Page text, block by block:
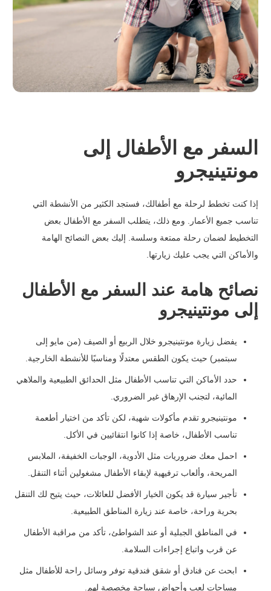
السفر مع الأطفال إلى
مونتينيجرو
إذا كنت تخطط لرحلة مع أطفالك، فستجد الكثير من الأنشطة التي
تناسب جميع الأعمار. ومع ذلك، يتطلب السفر مع الأطفال بعض
التخطيط لضمان رحلة ممتعة وسلسة. إليك بعض النصائح الهامة
والأماكن التي يجب عليك زيارتها.
نصائح هامة عند السفر مع الأطفال
إلى مونتينيجرو
يفضل زيارة مونتينيجرو خلال الربيع أو الصيف (من مايو إلى
سبتمبر) حيث يكون الطقس معتدلًا ومناسبًا للأنشطة الخارجية.
حدد الأماكن التي تناسب الأطفال مثل الحدائق الطبيعية والملاهي
المائية، لتجنب الإرهاق غير الضروري.
مونتينيجرو تقدم مأكولات شهية، لكن تأكد من اختيار أطعمة
تناسب الأطفال، خاصة إذا كانوا انتقائيين في الأكل.
احمل معك ضروريات مثل الأدوية، الوجبات الخفيفة، الملابس
المريحة، وألعاب ترفيهية لإبقاء الأطفال مشغولين أثناء التنقل.
تأجير سيارة قد يكون الخيار الأفضل للعائلات، حيث يتيح لك التنقل
بحرية وراحة، خاصة عند زيارة المناطق الطبيعية.
في المناطق الجبلية أو عند الشواطئ، تأكد من مراقبة الأطفال
عن قرب واتباع إجراءات السلامة.
ابحث عن فنادق أو شقق فندقية توفر وسائل راحة للأطفال مثل
مساحات لعب وأحواض سباحة مخصصة لهم.